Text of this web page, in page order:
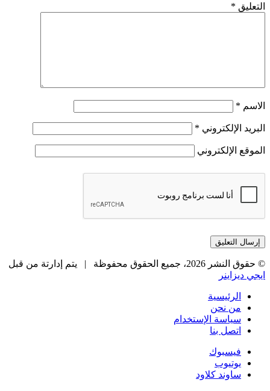
التعليق *
الاسم *
البريد الإلكتروني *
الموقع الإلكتروني
© حقوق النشر 2026، جميع الحقوق محفوظة |
يتم إدارتة من قبل
ايجي ديزاينر
الرئيسية
من نحن
سياسة الإستخدام
اتصل بنا
فيسبوك
يوتيوب
ساوند كلاود